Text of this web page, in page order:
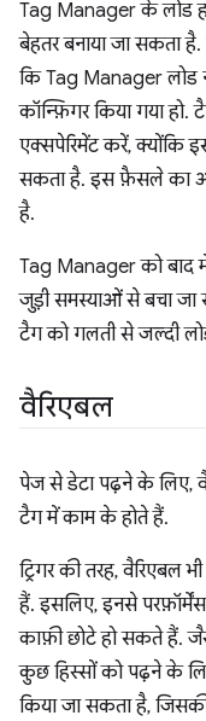
Tag Manager के लोड
बेहतर बनाया जा सकता
कि Tag Manager लोड
कॉन्फ़िगर किया गया
एक्सपेरिमेंट करें, क्योंकि
सकता है. इस फ़ैसले का
है.
Tag Manager को बाद
जुड़ी समस्याओं से बचा जा
टैग को गलती से जल्दी
वैरिएबल
पेज से डेटा पढ़ने के लिए,
टैग में काम के होते हैं.
ट्रिगर की तरह,
हैं. इसलिए, इनसे
काफ़ी छोटे हो सकते हैं.
कुछ हिस्सों को पढ़ने के
किया जा सकता है,